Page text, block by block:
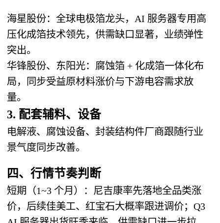
海星股份：全球电极箔龙头，AI 服务器专用高
压化成箔技术领先，供需缺口显著，业绩弹性
突出。
华锋股份、东阳光：腐蚀箔 + 化成箔一体化布
局，同步受益原材料涨价与下游电容需求放
量。
3. 配套辅料、设备
电解液、腐蚀设备、封装结构件厂商跟随行业
景气度同步改善。
四、行情节奏判断
短期（1~3 个月）
：尼吉康率先落地全品类涨
价，后续佳美工、红宝石大概率跟进调价；Q3